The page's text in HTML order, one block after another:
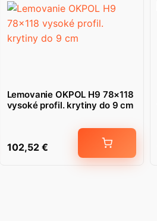
Lemovanie OKPOL H9 78×118
vysoké profil. krytiny do 9 cm
102,52 €